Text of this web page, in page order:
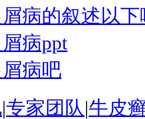
病的叙述以
病ppt
病吧
|专家团队|牛皮